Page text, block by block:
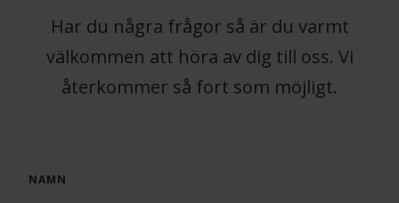
Har du några frågor så är du varmt
välkommen att höra av dig till oss. Vi
återkommer så fort som möjligt.
NAMN